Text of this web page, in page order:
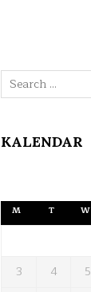
Search
for:
KALENDAR
M T W
3
4 5